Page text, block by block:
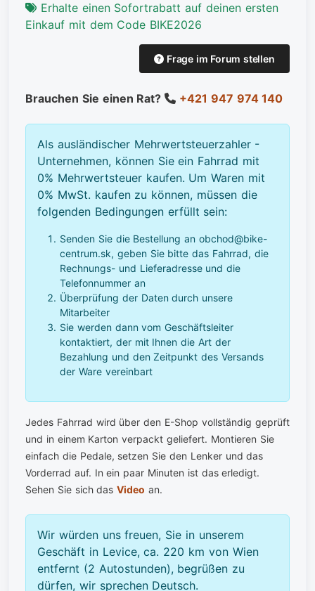
Erhalte einen Sofortrabatt auf deinen ersten
Einkauf mit dem Code BIKE2026
Frage im Forum stellen
Brauchen Sie einen Rat? +421 947 974 140
Als ausländischer Mehrwertsteuerzahler -
Unternehmen, können Sie ein Fahrrad mit
0% Mehrwertsteuer kaufen. Um Waren mit
0% MwSt. kaufen zu können, müssen die
folgenden Bedingungen erfüllt sein:
Senden Sie die Bestellung an obchod@bike-
centrum.sk, geben Sie bitte das Fahrrad, die
Rechnungs- und Lieferadresse und die
Telefonnummer an
Überprüfung der Daten durch unsere
Mitarbeiter
Sie werden dann vom Geschäftsleiter
kontaktiert, der mit Ihnen die Art der
Bezahlung und den Zeitpunkt des Versands
der Ware vereinbart
Jedes Fahrrad wird über den E-Shop vollständig geprüft
und in einem Karton verpackt geliefert. Montieren Sie
einfach die Pedale, setzen Sie den Lenker und das
Vorderrad auf. In ein paar Minuten ist das erledigt.
Sehen Sie sich dasVideo an.
Wir würden uns freuen, Sie in unserem
Geschäft in Levice, ca. 220 km von Wien
entfernt (2 Autostunden), begrüßen zu
dürfen, wir sprechen Deutsch.